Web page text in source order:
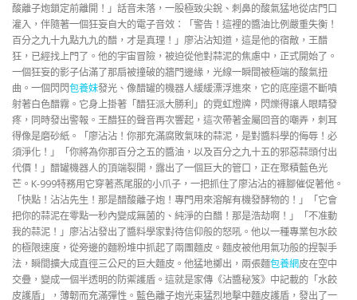
酸離子炮鎖定前離開！」話音未落，一股極致尖銳、刺鼻的酸氣猛地從店門口
灌入，伴隨著一個狂妄自大的電子音效：「警告！這裡的醬油比例嚴重失衡！
百分之九十九點九九的醋，才是真理！」廖沾沾知道，這是他的宿敵，王醋
狂，已經找上門了。他的宇宙冒險，被迫從他對蒜泥的焦慮中，正式開始了。
一個狂妄的影子佔滿了那扇被撞破的牆門邊緣，光線一瞬間被極端的酸氣扭
曲。一個閃閃包養妹發光、像醋罐的機器人緩緩漂浮進來，它的底座還不斷噴
射著白色醋霧。它身上掛著「醋狂派大勝利」的霓虹燈牌，閃爍得讓人眼睛發
疼，同時發出警報。王醋狂的聲音再次響起，這次帶著金屬回音的嘲弄，刺耳
得像是磨砂紙。「廖沾沾！你那充滿腐敗氣味的蒜泥，是對醬料學的侮辱！必
須淨化！」「你將為你那百分之五的醬油，以及百分之九十五的邪惡蒜頭付出
代價！」醋罐機器人的頂端裂開，露出了一個巨大的管口，正在聚積藍色光
芒。K-999特務用它穿著燕尾服的小爪子，一把抓住了廖沾沾的褲腳催促著他。
「快點！沾沾先生！那是醋酸離子炮！專門用來溶解有機發酵物的！」「它會
把你的蒜泥在零點一秒內變成無菌的、純淨的白醋！那是浩劫啊！」「不准動
我的蒜泥！」廖沾沾發出了醬料學家對待信仰般的怒吼。他以一種專業包水餃
的極限速度，從旁邊的麵粉堆中抓起了兩團麵皮。麵皮被他用氣功般的捏製手
法，瞬間擴大成直徑三公尺的巨大麵皮。他猛地擲出，兩張麵包養網皮在空中
交疊，變成一個半透明的防禦護盾。這就是家傳《沾醬秘笈》中記載的「水餃
皮護盾」，薄韌而充滿彈性。藍色離子炮光束猛烈地擊中麵皮護盾，發出了一